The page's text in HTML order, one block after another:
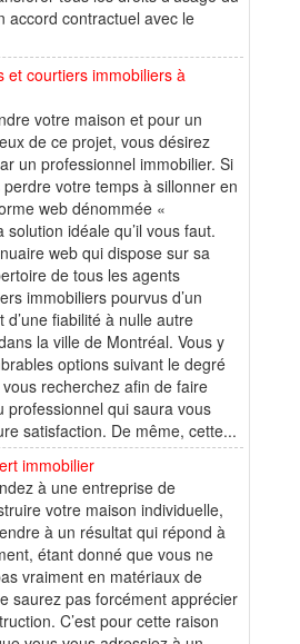
accord contractuel avec le
et courtiers immobiliers à
votre maison et pour un
de ce projet, vous désirez
un professionnel immobilier. Si
votre temps à sillonner en
web dénommée «
solution idéale qu’il vous faut.
web qui dispose sur sa
de tous les agents
immobiliers pourvus d’un
fiabilité à nulle autre
la ville de Montréal. Vous y
options suivant le degré
recherchez afin de faire
professionnel qui saura vous
satisfaction. De même, cette...
immobilier
à une entreprise de
votre maison individuelle,
à un résultat qui répond à
étant donné que vous ne
vraiment en matériaux de
saurez pas forcément apprécier
C’est pour cette raison